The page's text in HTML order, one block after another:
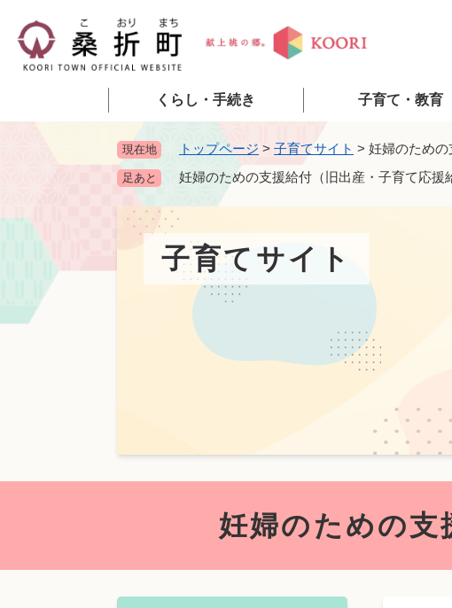
くらし・手続き 子育て・教育
現在地 トップページ > 子育てサイト > 妊婦のための
足あと 妊婦のための支援給付（旧出産・子育て応援
子育てサイト
妊婦のための支